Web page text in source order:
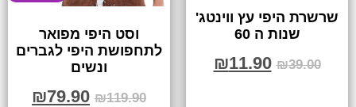
שרשרת היפי עץ ווינטג'
שנות ה 60
₪39.00
₪11.90
וסט היפי מפואר
לתחפושת היפי לגברים
ונשים
₪119.90
₪79.90